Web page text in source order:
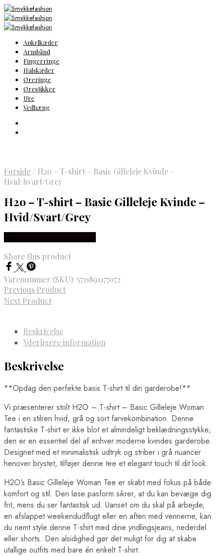
Ankelkæder
Armbånd
Fingerringe
Halskæder
Øreringe
Ørestikker
Ure
Vedhæng
Forside / H2o – T-shirt – Basic Gilleleje Kvinde –
Hvid/Svart/Grey
H2o – T-shirt – Basic Gilleleje Kvinde –
Hvid/Svart/Grey
Share this product
Varenummer (SKU): 5711891177072
Previous Product
Next Product
Beskrivelse
Yderligere information
Beskrivelse
**Opdag den perfekte basis T-shirt til din garderobe!**
Vi præsenterer stolt H2O – T-shirt – Basic Gilleleje Woman
Tee i en stilren hvid, grå og sort farvekombination. Denne
fantastiske T-shirt er ikke blot et almindeligt beklædningsstykke;
den er en essentiel del af enhver moderne kvindes garderobe.
Designet med et minimalistisk udtryk og striber i grå nuancer
henover brystet, tilføjer denne tee et elegant touch til dit look.
H2O’s Basic Gilleleje Woman Tee er skabt med fokus på både
komfort og stil. Den løse pasform sikrer, at du kan bevæge dig
frit, mens du ser fantastisk ud. Uanset om du skal på arbejde,
en afslappet weekendudflugt eller en aften med vennerne, kan
du nemt style denne T-shirt med dine yndlingsjeans, nederdel
eller shorts. Den alsidighed gør det muligt for dig at skabe
utallige outfits med bare én enkelt T-shirt.